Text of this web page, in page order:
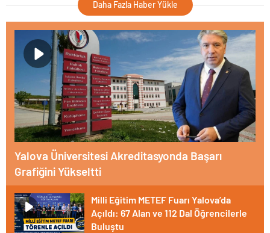
Daha Fazla Haber Yükle
Yalova Üniversitesi Akreditasyonda Başarı
Grafiğini Yükseltti
Milli Eğitim METEF Fuarı Yalova’da
Açıldı: 67 Alan ve 112 Dal Öğrencilerle
Buluştu